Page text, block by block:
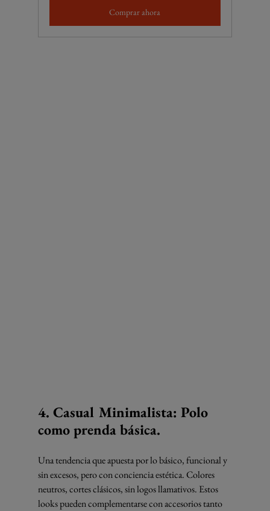
Comprar ahora
4. Casual Minimalista: Polo
como prenda básica.
Una tendencia que apuesta por lo básico, funcional y
sin excesos, pero con conciencia estética. Colores
neutros, cortes clásicos, sin logos llamativos. Estos
looks pueden complementarse con accesorios tanto